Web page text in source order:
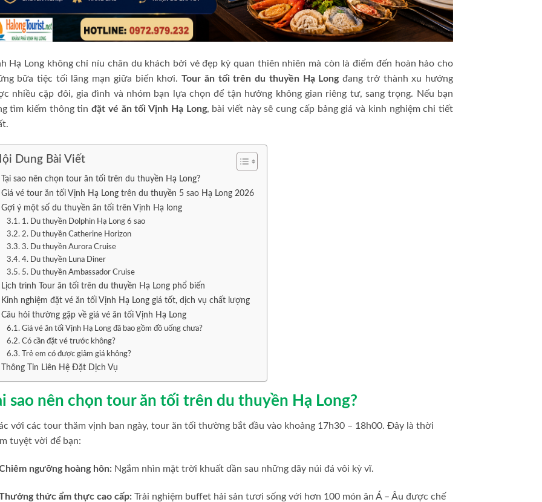
Hạ Long không chỉ níu chân du khách bởi vẻ đẹp kỳ quan thiên nhiên mà còn là điểm đến hoàn hảo cho
bữa tiệc tối lãng mạn giữa biển khơi.Tour ăn tối trên du thuyền Hạ Longđang trở thành xu hướng
nhiều cặp đôi, gia đình và nhóm bạn lựa chọn để tận hưởng không gian riêng tư, sang trọng. Nếu bạn
tìm kiếm thông tinđặt vé ăn tối Vịnh Hạ Long, bài viết này sẽ cung cấp bảng giá và kinh nghiệm chi tiết
Dung Bài Viết
Tại sao nên chọn tour ăn tối trên du thuyền Hạ Long?
Giá vé tour ăn tối Vịnh Hạ Long trên du thuyền 5 sao Hạ Long 2026
Gợi ý một số du thuyền ăn tối trên Vịnh Hạ long
1. Du thuyền Dolphin Hạ Long 6 sao
2. Du thuyền Catherine Horizon
3. Du thuyền Aurora Cruise
4. Du thuyền Luna Diner
5. Du thuyền Ambassador Cruise
Lịch trình Tour ăn tối trên du thuyền Hạ Long phổ biến
Kinh nghiệm đặt vé ăn tối Vịnh Hạ Long giá tốt, dịch vụ chất lượng
Câu hỏi thường gặp về giá vé ăn tối Vịnh Hạ Long
Giá vé ăn tối Vịnh Hạ Long đã bao gồm đồ uống chưa?
Có cần đặt vé trước không?
Trẻ em có được giảm giá không?
Thông Tin Liên Hệ Đặt Dịch Vụ
sao nên chọn tour ăn tối trên du thuyền Hạ Long?
với các tour thăm vịnh ban ngày, tour ăn tối thường bắt đầu vào khoảng 17h30 – 18h00. Đây là thời
tuyệt vời để bạn:
ngưỡng hoàng hôn: Ngắm nhìn mặt trời khuất dần sau những dãy núi đá vôi kỳ vĩ.
thức ẩm thực cao cấp: Trải nghiệm buffet hải sản tươi sống với hơn 100 món ăn Á – Âu được chế